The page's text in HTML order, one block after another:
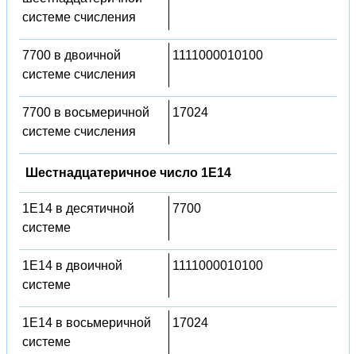
системе счисления
7700 в двоичной
системе счисления
1111000010100
7700 в восьмеричной
системе счисления
17024
Шестнадцатеричное число 1E14
1E14 в десятичной
системе
7700
1E14 в двоичной
системе
1111000010100
1E14 в восьмеричной
системе
17024